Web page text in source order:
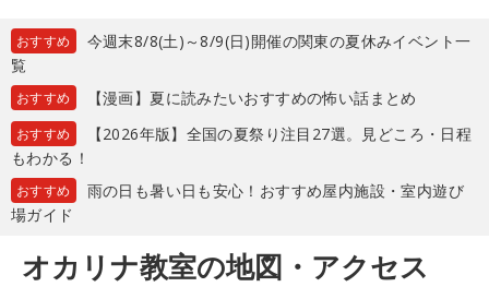
おすすめ
今週末8/8(土)～8/9(日)開催の関東の夏休みイベント一
覧
おすすめ 【漫画】夏に読みたいおすすめの怖い話まとめ
おすすめ
【2026年版】全国の夏祭り注目27選。見どころ・日程
もわかる！
おすすめ
雨の日も暑い日も安心！おすすめ屋内施設・室内遊び
場ガイド
オカリナ教室の地図・アクセス